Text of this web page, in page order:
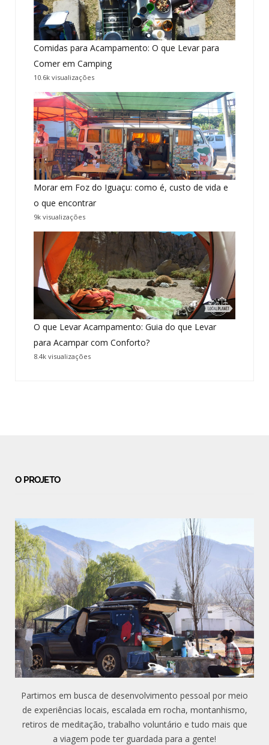
Comidas para Acampamento: O que Levar para
Comer em Camping
10.6k visualizações
Morar em Foz do Iguaçu: como é, custo de vida e
o que encontrar
9k visualizações
O que Levar Acampamento: Guia do que Levar
para Acampar com Conforto?
8.4k visualizações
O PROJETO
Partimos em busca de desenvolvimento pessoal por meio
de experiências locais, escalada em rocha, montanhismo,
retiros de meditação, trabalho voluntário e tudo mais que
a viagem pode ter guardada para a gente!